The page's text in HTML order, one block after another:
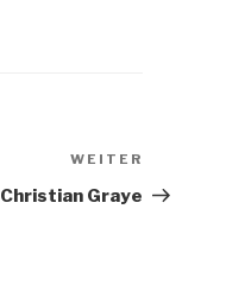
Beitrag
WEITER
Christian Graye